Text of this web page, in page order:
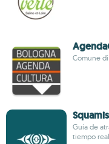
Comune
Guía de
tiempo real